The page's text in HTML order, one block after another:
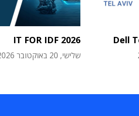
Dell
IT FOR IDF 2026
שלישי, 20 באוקטובר 2026